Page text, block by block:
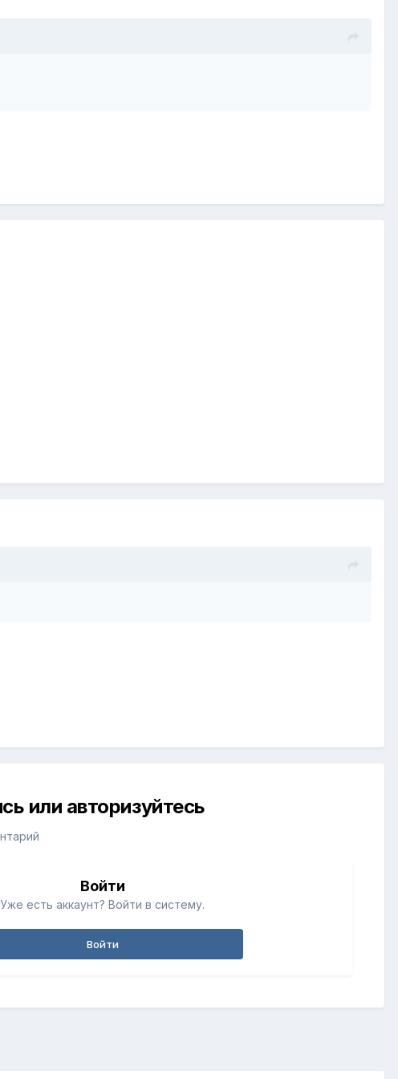
или авторизуйтесь
Войти
Уже есть аккаунт? Войти в систему.
Войти